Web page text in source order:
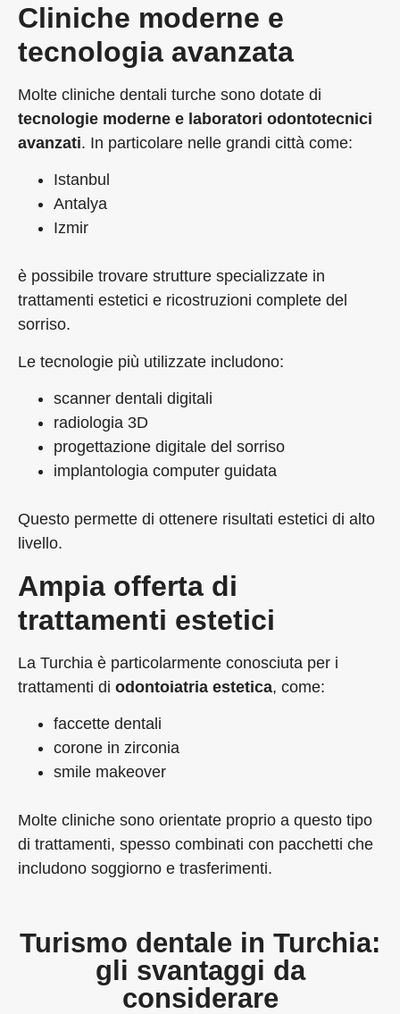
Cliniche moderne e
tecnologia avanzata
Molte cliniche dentali turche sono dotate di
tecnologie moderne e laboratori odontotecnici
avanzati. In particolare nelle grandi città come:
Istanbul
Antalya
Izmir
è possibile trovare strutture specializzate in
trattamenti estetici e ricostruzioni complete del
sorriso.
Le tecnologie più utilizzate includono:
scanner dentali digitali
radiologia 3D
progettazione digitale del sorriso
implantologia computer guidata
Questo permette di ottenere risultati estetici di alto
livello.
Ampia offerta di
trattamenti estetici
La Turchia è particolarmente conosciuta per i
trattamenti di odontoiatria estetica, come:
faccette dentali
corone in zirconia
smile makeover
Molte cliniche sono orientate proprio a questo tipo
di trattamenti, spesso combinati con pacchetti che
includono soggiorno e trasferimenti.
Turismo dentale in Turchia:
gli svantaggi da
considerare